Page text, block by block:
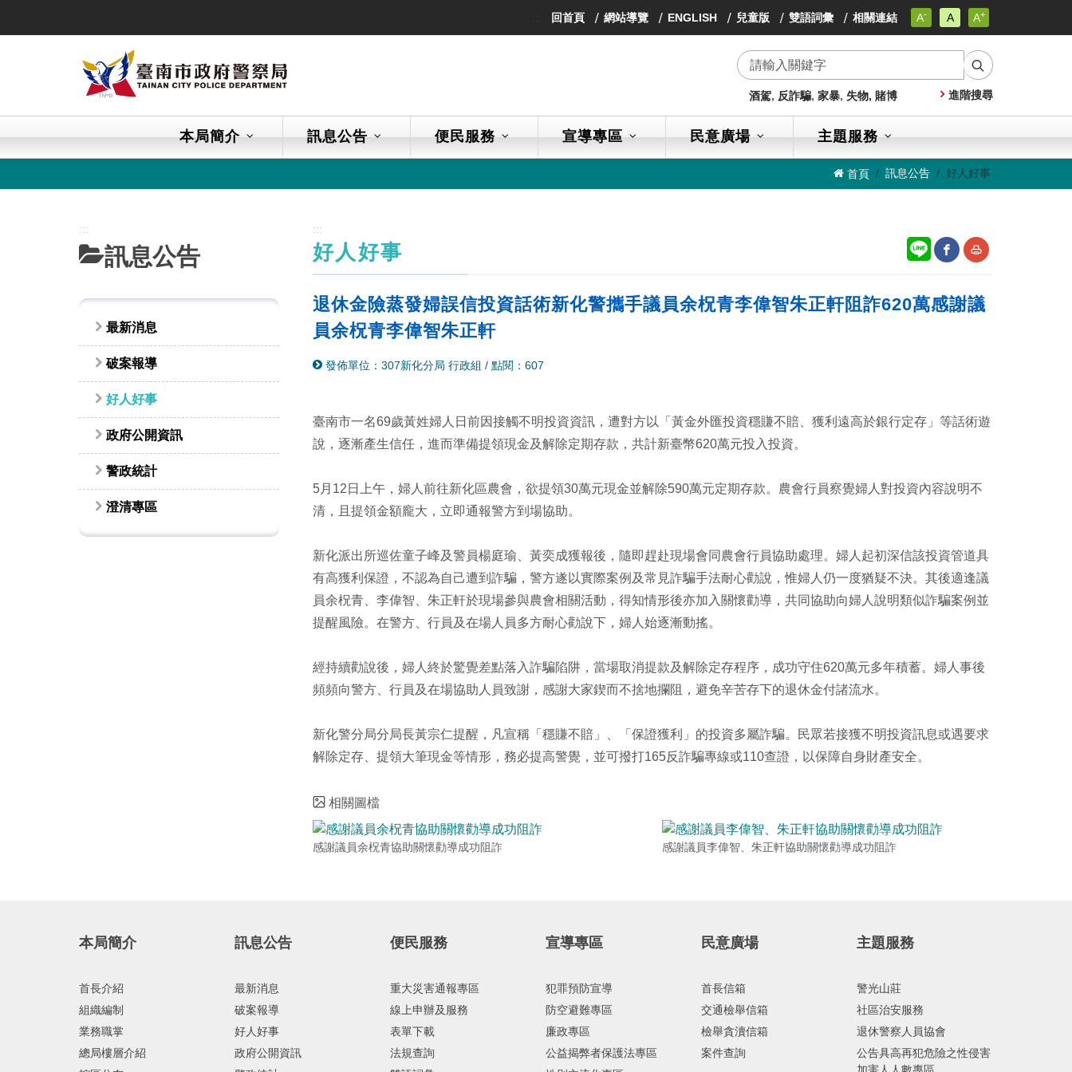
回首頁 網站導覽 ENGLISH 兒童版 雙語詞彙 相關連結 A-
小
級
A小
字
級
A+
小
字
級
尋
酒駕, 反詐騙, 家暴, 失物, 賭博 進階搜尋
本局簡介 訊息公告 便民服務 宣導專區 民意廣場 主題服務
首頁 訊息公告 好人好事
:::
訊息公告
最新消息
破案報導
好人好事
政府公開資訊
警政統計
澄清專區
:::
好人好事
網
facebook
友
退休金險蒸發婦誤信投資話術新化警攜手議員余柷青李偉智朱正軒阻詐620萬感謝議
員余柷青李偉智朱正軒
發佈單位：307新化分局 行政組 /點閱：607
臺南市一名69歲黃姓婦人日前因接觸不明投資資訊，遭對方以「黃金外匯投資穩賺不賠、獲利遠高於銀行定存」等話術遊
說，逐漸產生信任，進而準備提領現金及解除定期存款，共計新臺幣620萬元投入投資。
5月12日上午，婦人前往新化區農會，欲提領30萬元現金並解除590萬元定期存款。農會行員察覺婦人對投資內容說明不
清，且提領金額龐大，立即通報警方到場協助。
新化派出所巡佐童子峰及警員楊庭瑜、黃奕成獲報後，隨即趕赴現場會同農會行員協助處理。婦人起初深信該投資管道具
有高獲利保證，不認為自己遭到詐騙，警方遂以實際案例及常見詐騙手法耐心勸說，惟婦人仍一度猶疑不決。其後適逢議
員余柷青、李偉智、朱正軒於現場參與農會相關活動，得知情形後亦加入關懷勸導，共同協助向婦人說明類似詐騙案例並
提醒風險。在警方、行員及在場人員多方耐心勸說下，婦人始逐漸動搖。
經持續勸說後，婦人終於驚覺差點落入詐騙陷阱，當場取消提款及解除定存程序，成功守住620萬元多年積蓄。婦人事後
頻頻向警方、行員及在場協助人員致謝，感謝大家鍥而不捨地攔阻，避免辛苦存下的退休金付諸流水。
新化警分局分局長黃宗仁提醒，凡宣稱「穩賺不賠」、「保證獲利」的投資多屬詐騙。民眾若接獲不明投資訊息或遇要求
解除定存、提領大筆現金等情形，務必提高警覺，並可撥打165反詐騙專線或110查證，以保障自身財產安全。
相關圖檔
感謝議員余柷青協助關懷勸導成功阻詐 感謝議員李偉智、朱正軒協助關懷勸導成功阻詐
本局簡介
首長介紹
組織編制
業務職掌
總局樓層介紹
訊息公告
最新消息
破案報導
好人好事
政府公開資訊
便民服務
重大災害通報專區
線上申辦及服務
表單下載
法規查詢
宣導專區
犯罪預防宣導
防空避難專區
廉政專區
公益揭弊者保護法專區
民意廣場
首長信箱
交通檢舉信箱
檢舉貪瀆信箱
案件查詢
主題服務
警光山莊
社區治安服務
退休警察人員協會
公告具高再犯危險之性侵害